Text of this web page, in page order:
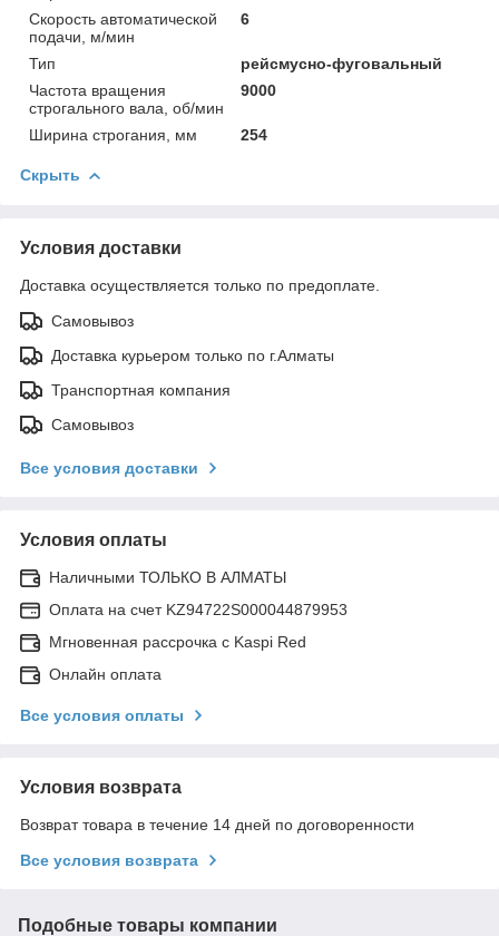
Скорость автоматической
подачи, м/мин
6
Тип
рейсмусно-фуговальный
Частота вращения
строгального вала, об/мин
9000
Ширина строгания, мм 254
Скрыть
Условия доставки
Доставка осуществляется только по предоплате.
Самовывоз
Доставка курьером только по г.Алматы
Транспортная компания
Самовывоз
Все условия доставки
Условия оплаты
Наличными ТОЛЬКО В АЛМАТЫ
Оплата на счет KZ94722S000044879953
Мгновенная рассрочка с Kaspi Red
Онлайн оплата
Все условия оплаты
Условия возврата
Возврат товара в течение 14 дней по договоренности
Все условия возврата
Подобные товары компании